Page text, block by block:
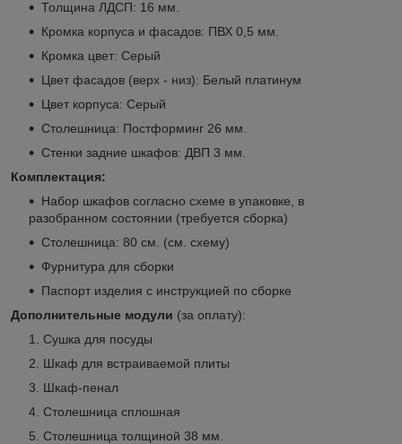
Толщина ЛДСП: 16 мм.
Кромка корпуса и фасадов: ПВХ 0,5 мм.
Кромка цвет: Серый
Цвет фасадов (верх - низ): Белый платинум
Цвет корпуса: Серый
Столешница: Постформинг 26 мм.
Стенки задние шкафов: ДВП 3 мм.
Комплектация:
Набор шкафов согласно схеме в упаковке, в
разобранном состоянии (требуется сборка)
Столешница: 80 см. (см. схему)
Фурнитура для сборки
Паспорт изделия с инструкцией по сборке
Дополнительные модули (за оплату):
Сушка для посуды
Шкаф для встраиваемой плиты
Шкаф-пенал
Столешница сплошная
Столешница толщиной 38 мм.